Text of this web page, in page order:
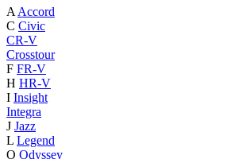
A Accord
C Civic
CR-V
Crosstour
F FR-V
H HR-V
I Insight
Integra
J Jazz
L Legend
O Odyssey